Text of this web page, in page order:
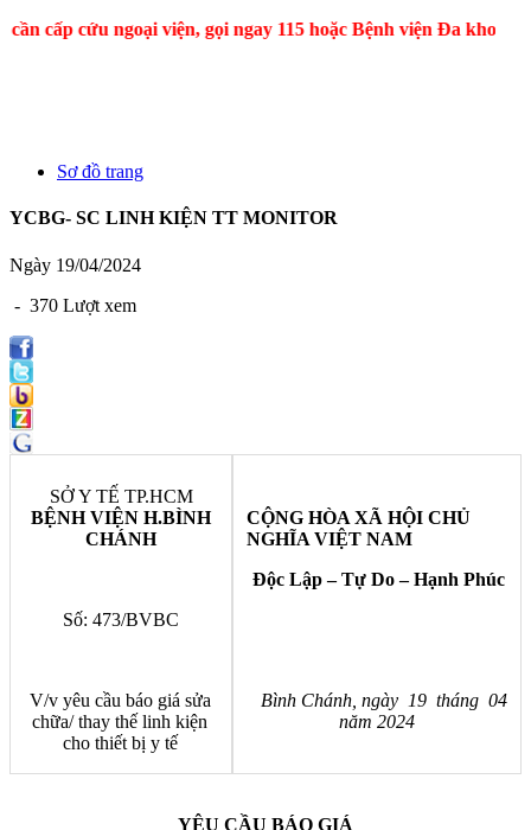
ngoại viện, gọi ngay 115 hoặc Bệnh viện Đa khoa Bình
Sơ đồ trang
YCBG- SC LINH KIỆN TT MONITOR
Ngày 19/04/2024
- 370 Lượt xem
SỞ Y TẾ TP.HCM
BỆNH VIỆN H.BÌNH
CHÁNH
Số: 473/BVBC
V/v yêu cầu báo giá sửa
chữa/ thay thế linh kiện
cho thiết bị y tế
CỘNG HÒA XÃ HỘI CHỦ
NGHĨA VIỆT NAM
Độc Lập – Tự Do – Hạnh Phúc
Bình Chánh, ngày 19 tháng 04
năm 2024
YÊU CẦU BÁO GIÁ